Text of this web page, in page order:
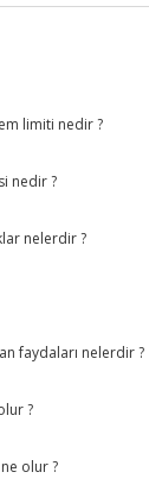
limiti nedir ?
nedir ?
nelerdir ?
faydaları nelerdir ?
?
olur ?